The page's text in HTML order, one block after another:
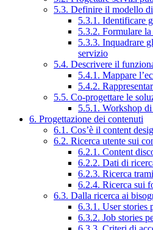
5.3. Definire il modello
5.3.1. Identificare
5.3.2. Formulare
5.3.3. Inquadrare
servizio
5.4. Descrivere il
5.4.1. Mappare
5.4.2.
5.5. Co-progettare le
5.5.1. Workshop
6. Progettazione dei contenuti
6.1. Cos’è il content
6.2. Ricerca utente sui
6.2.1. Content
6.2.2. Dati di
6.2.3. Ricerca
6.2.4. Ricerca sui
6.3. Dalla ricerca ai
6.3.1. User stories
6.3.2. Job stories